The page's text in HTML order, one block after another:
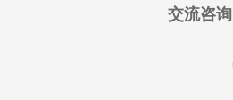
交流咨询